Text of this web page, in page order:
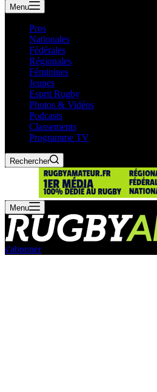
Menu
Pros
Nationales
Fédérales
Régionales
Féminines
Jeunes
Esprit Rugby
Photos & Vidéos
Podcasts
Classements
Programme TV
Rechercher
Menu
s'abonner